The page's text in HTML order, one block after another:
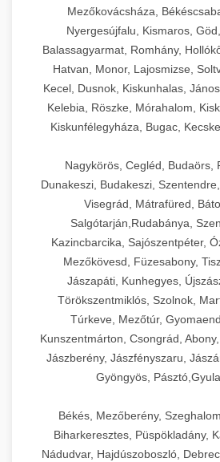
Mezőkovácsháza,
Nyergesújfalu, Kismaros,
Balassagyarmat, Romhány,
Hatvan, Monor, Lajosmizse,
Kecel, Dusnok, Kiskunhalas,
Kelebia, Röszke, Mórahalom,
Kiskunfélegyháza, Bugac,
Nagykörös, Cegléd, Budaörs,
Dunakeszi, Budakeszi,
Visegrád, Mátrafüred,
Salgótarján,Rudabánya,
Kazincbarcika, Sajószentpéter,
Mezőkövesd, Füzesabony,
Jászapáti, Kunhegyes,
Törökszentmiklós, Szolnok,
Túrkeve, Mezőtúr,
Kunszentmárton, Csongrád,
Jászberény, Jászfényszaru,
Gyöngyös,
Békés, Mezőberény,
Biharkeresztes, Püspökladány,
Nádudvar, Hajdúszoboszló,